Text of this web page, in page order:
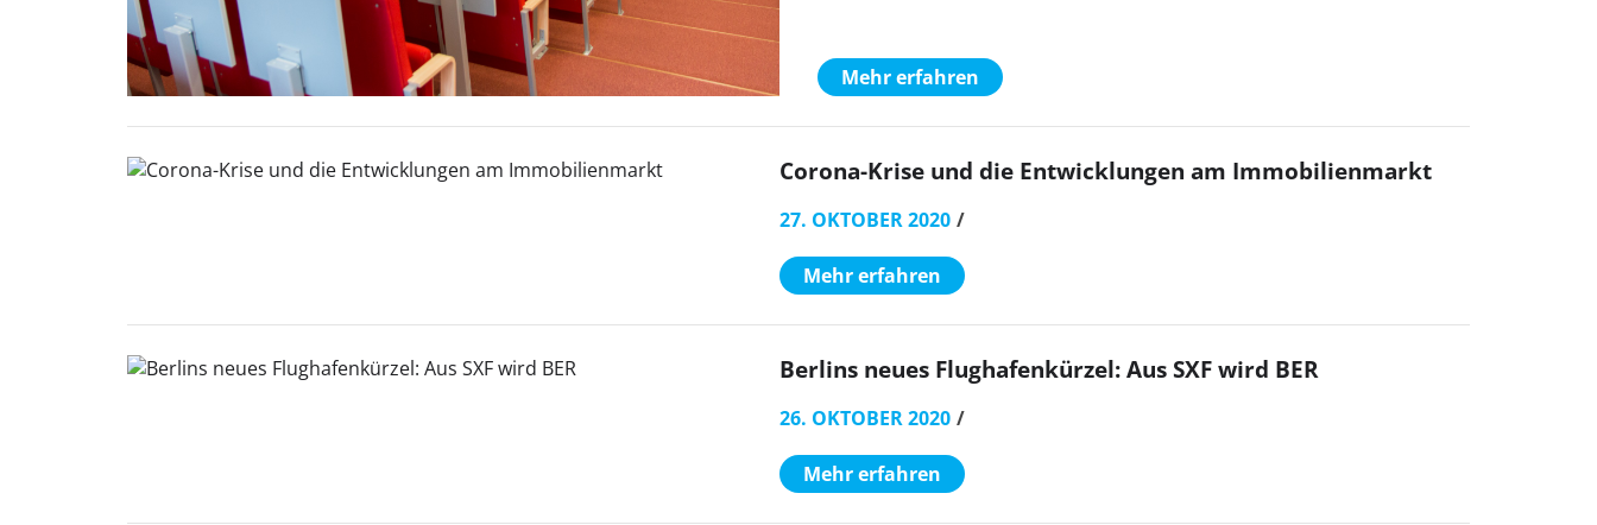
Mehr erfahren
Corona-Krise und die Entwicklungen am Immobilienmarkt
27. OKTOBER 2020
Mehr erfahren
Berlins neues Flughafenkürzel: Aus SXF wird BER
26. OKTOBER 2020
Mehr erfahren